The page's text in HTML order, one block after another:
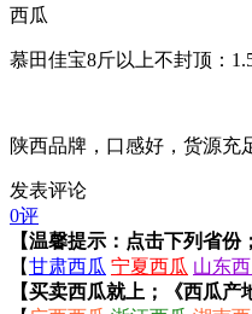
西瓜
慕田佳宝8斤以上不封顶：
陕西品牌，口感好，货源充
发表评论
0评
【温馨提示：点击下列省份
【甘肃西瓜 宁夏西瓜 山东
【买卖西瓜就上；《西瓜产